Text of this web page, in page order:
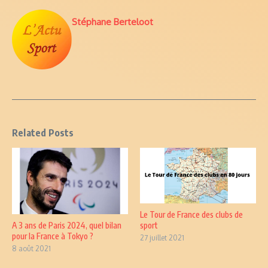
Stéphane Berteloot
Related Posts
A 3 ans de Paris 2024, quel bilan
pour la France à Tokyo ?
8 août 2021
Le Tour de France des clubs de
sport
27 juillet 2021